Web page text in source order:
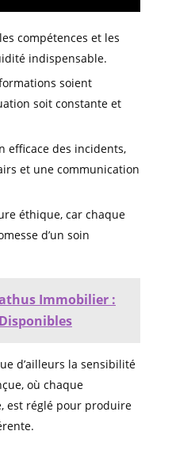
compétences et les
indispensable.
soient
soit constante et
efficace des incidents,
et une communication
éthique, car chaque
d’un soin
Immobilier :
d’ailleurs la sensibilité
où chaque
est réglé pour produire